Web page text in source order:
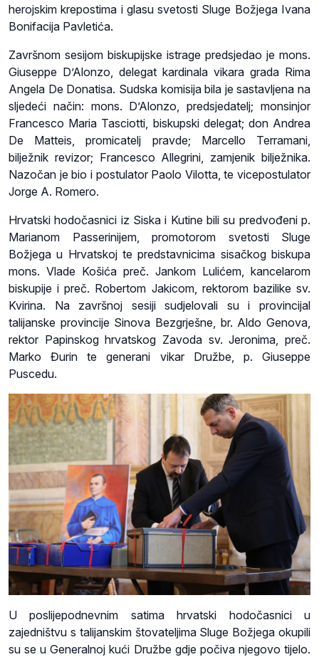
herojskim krepostima i glasu svetosti Sluge Božjega Ivana
Bonifacija Pavletića.
Završnom sesijom biskupijske istrage predsjedao je mons.
Giuseppe D’Alonzo, delegat kardinala vikara grada Rima
Angela De Donatisa. Sudska komisija bila je sastavljena na
sljedeći način: mons. D’Alonzo, predsjedatelj; monsinjor
Francesco Maria Tasciotti, biskupski delegat; don Andrea
De Matteis, promicatelj pravde; Marcello Terramani,
bilježnik revizor; Francesco Allegrini, zamjenik bilježnika.
Nazočan je bio i postulator Paolo Vilotta, te vicepostulator
Jorge A. Romero.
Hrvatski hodočasnici iz Siska i Kutine bili su predvođeni p.
Marianom Passerinijem, promotorom svetosti Sluge
Božjega u Hrvatskoj te predstavnicima sisačkog biskupa
mons. Vlade Košića preč. Jankom Lulićem, kancelarom
biskupije i preč. Robertom Jakicom, rektorom bazilike sv.
Kvirina. Na završnoj sesiji sudjelovali su i provincijal
talijanske provincije Sinova Bezgrješne, br. Aldo Genova,
rektor Papinskog hrvatskog Zavoda sv. Jeronima, preč.
Marko Đurin te generani vikar Družbe, p. Giuseppe
Puscedu.
U poslijepodnevnim satima hrvatski hodočasnici u
zajedništvu s talijanskim štovateljima Sluge Božjega okupili
su se u Generalnoj kući Družbe gdje počiva njegovo tijelo.